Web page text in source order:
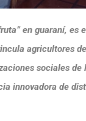
en guaraní, es
agricultores
sociales de
innovadora de